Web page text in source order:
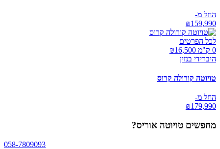
החל מ-
₪159,990
לכל הפרטים
0 ק"מ ₪
16,500
היברידי בנזין
טויוטה קורולה קרוס
החל מ-
₪179,990
מחפשים טויוטה אוריס?
058-7809093